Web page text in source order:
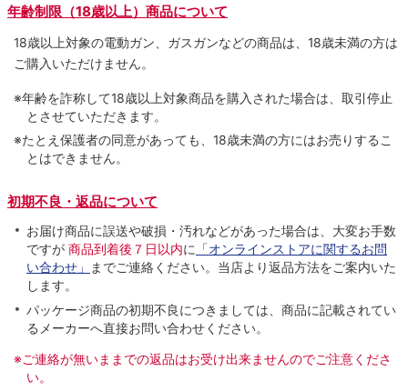
年齢制限（18歳以上）商品について
18歳以上対象の電動ガン、ガスガンなどの商品は、18歳未満の方は
ご購入いただけません。
※年齢を詐称して18歳以上対象商品を購入された場合は、取引停止
とさせていただきます。
※たとえ保護者の同意があっても、18歳未満の方にはお売りするこ
とはできません。
初期不良・返品について
お届け商品に誤送や破損・汚れなどがあった場合は、大変お手数
ですが 商品到着後７日以内に 「オンラインストアに関するお問
い合わせ」
までご連絡ください。当店より返品方法をご案内いた
します。
パッケージ商品の初期不良につきましては、商品に記載されてい
るメーカーへ直接お問い合わせください。
※ご連絡が無いままでの返品はお受け出来ませんのでご注意くださ
い。